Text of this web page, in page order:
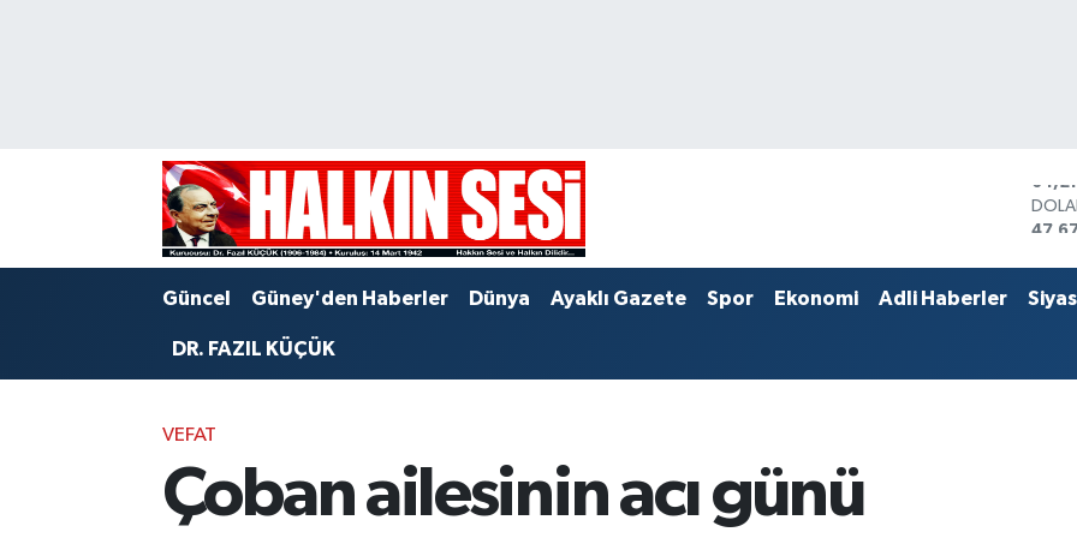
Güncel Güney'den Haberler Dünya Ayaklı Gazete Spor Ekonomi Adli Haberler
DR. FAZIL KÜÇÜK
VEFAT
Çoban ailesinin acı günü
Trafik Durumu
Puan Durumu ve Fikstür